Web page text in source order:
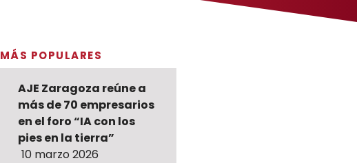
MÁS POPULARES
AJE Zaragoza reúne a
más de 70 empresarios
en el foro “IA con los
pies en la tierra”
10 marzo 2026